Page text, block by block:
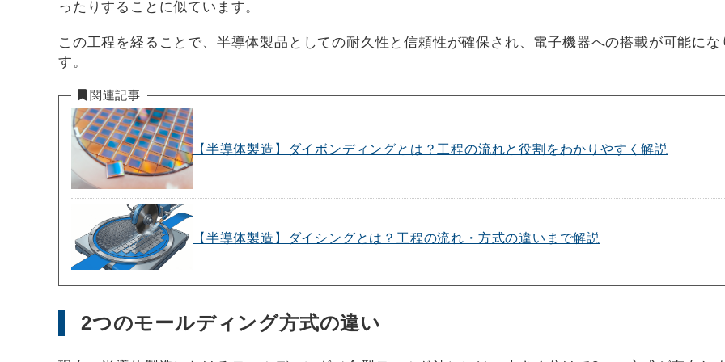
ったりすることに似ています。
この工程を経ることで、半導体製品としての耐久性と信頼性が確保され、電子機器への搭載が可能にな
す。
関連記事
【半導体製造】ダイボンディングとは？工程の流れと役割をわかりやすく解説
【半導体製造】ダイシングとは？工程の流れ・方式の違いまで解説
2つのモールディング方式の違い